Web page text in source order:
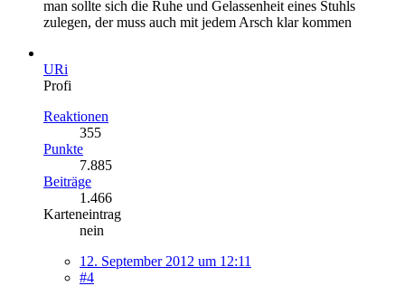
man sollte sich die Ruhe und Gelassenheit eines Stuhls
zulegen, der muss auch mit jedem Arsch klar kommen
URi
Profi
Reaktionen
355
Punkte
7.885
Beiträge
1.466
Karteneintrag
nein
12. September 2012 um 12:11
#4